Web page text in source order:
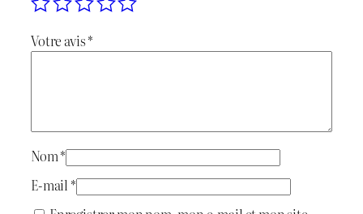
n
Votre avis*
Nom*
E-mail *